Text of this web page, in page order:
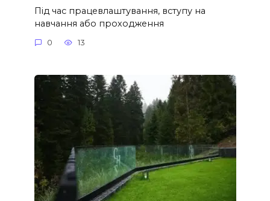
Під час працевлаштування, вступу на
навчання або проходження
0 13